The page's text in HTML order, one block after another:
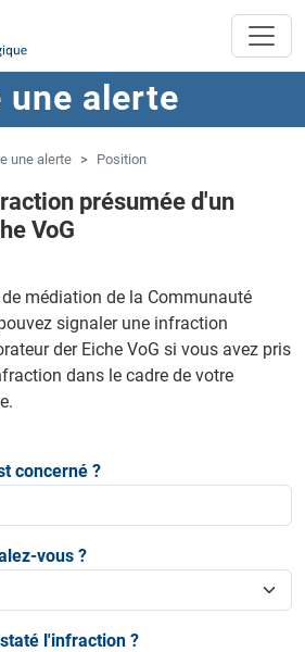
alerte
une alerte Position
présumée d'un
VoG
médiation de la Communauté
signaler une infraction
der Eiche VoG si vous avez pris
dans le cadre de votre
concerné ?
vous ?
l'infraction ?